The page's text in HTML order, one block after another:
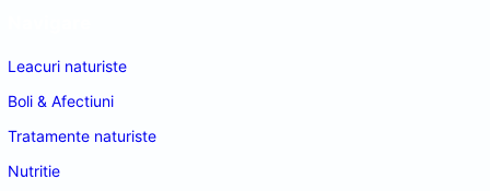
Leacuri naturiste
Boli & Afectiuni
Tratamente naturiste
Nutritie